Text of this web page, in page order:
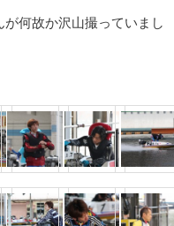
何故か沢山撮っていまし